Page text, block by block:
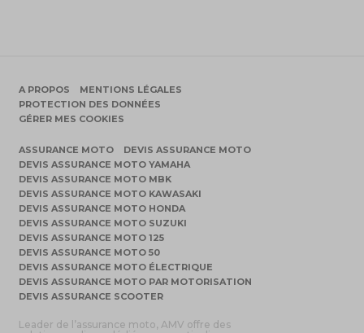
A PROPOS
MENTIONS LÉGALES
PROTECTION DES DONNÉES
GÉRER MES COOKIES
ASSURANCE MOTO
DEVIS ASSURANCE MOTO
DEVIS ASSURANCE MOTO YAMAHA
DEVIS ASSURANCE MOTO MBK
DEVIS ASSURANCE MOTO KAWASAKI
DEVIS ASSURANCE MOTO HONDA
DEVIS ASSURANCE MOTO SUZUKI
DEVIS ASSURANCE MOTO 125
DEVIS ASSURANCE MOTO 50
DEVIS ASSURANCE MOTO ÉLECTRIQUE
DEVIS ASSURANCE MOTO PAR MOTORISATION
DEVIS ASSURANCE SCOOTER
Leader de l’assurance moto, AMV offre des